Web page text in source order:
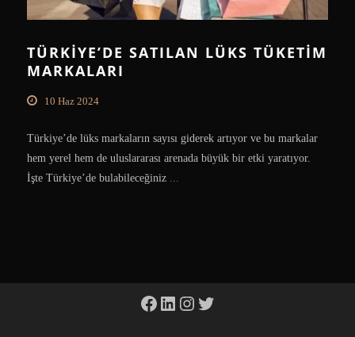
TÜRKIYE’DE SATILAN LÜKS TÜKETIM
MARKALARI
10 Haz 2024
Türkiye’de lüks markaların sayısı giderek artıyor ve bu markalar
hem yerel hem de uluslararası arenada büyük bir etki yaratıyor.
İşte Türkiye’de bulabileceğiniz ...
Facebook
LinkedIn
Instagram
Twitter